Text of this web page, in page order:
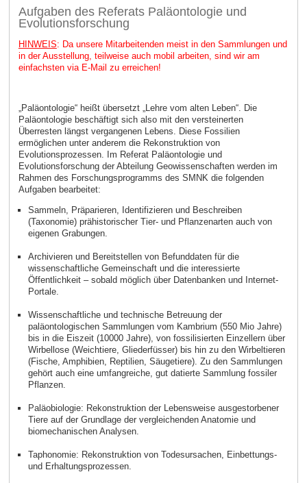
Aufgaben des Referats Paläontologie und
Evolutionsforschung
HINWEIS: Da unsere Mitarbeitenden meist in den Sammlungen und
in der Ausstellung, teilweise auch mobil arbeiten, sind wir am
einfachsten via E-Mail zu erreichen!
„Paläontologie“ heißt übersetzt „Lehre vom alten Leben“. Die
Paläontologie beschäftigt sich also mit den versteinerten
Überresten längst vergangenen Lebens. Diese Fossilien
ermöglichen unter anderem die Rekonstruktion von
Evolutionsprozessen. Im Referat Paläontologie und
Evolutionsforschung der Abteilung Geowissenschaften werden im
Rahmen des Forschungsprogramms des SMNK die folgenden
Aufgaben bearbeitet:
Sammeln, Präparieren, Identifizieren und Beschreiben
(Taxonomie) prähistorischer Tier- und Pflanzenarten auch von
eigenen Grabungen.
Archivieren und Bereitstellen von Befunddaten für die
wissenschaftliche Gemeinschaft und die interessierte
Öffentlichkeit – sobald möglich über Datenbanken und Internet-
Portale.
Wissenschaftliche und technische Betreuung der
paläontologischen Sammlungen vom Kambrium (550 Mio Jahre)
bis in die Eiszeit (10000 Jahre), von fossilisierten Einzellern über
Wirbellose (Weichtiere, Gliederfüsser) bis hin zu den Wirbeltieren
(Fische, Amphibien, Reptilien, Säugetiere). Zu den Sammlungen
gehört auch eine umfangreiche, gut datierte Sammlung fossiler
Pflanzen.
Paläobiologie: Rekonstruktion der Lebensweise ausgestorbener
Tiere auf der Grundlage der vergleichenden Anatomie und
biomechanischen Analysen.
Taphonomie: Rekonstruktion von Todesursachen, Einbettungs-
und Erhaltungsprozessen.